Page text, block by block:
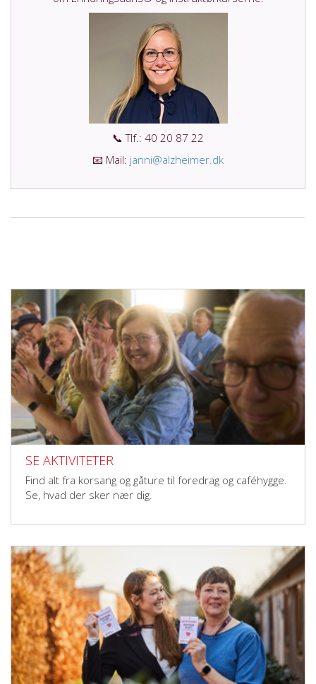
📞 Tlf.: 40 20 87 22
📧 Mail: janni@alzheimer.dk
SE AKTIVITETER
Find alt fra korsang og gåture til foredrag og caféhygge.
Se, hvad der sker nær dig.